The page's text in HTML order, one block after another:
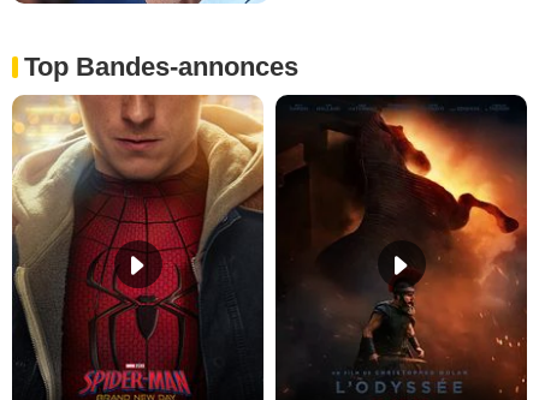
Top Bandes-annonces